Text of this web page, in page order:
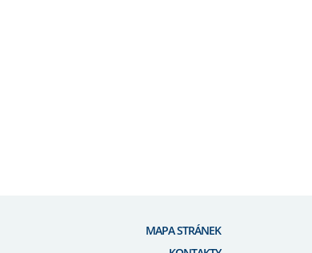
MAPA STRÁNEK